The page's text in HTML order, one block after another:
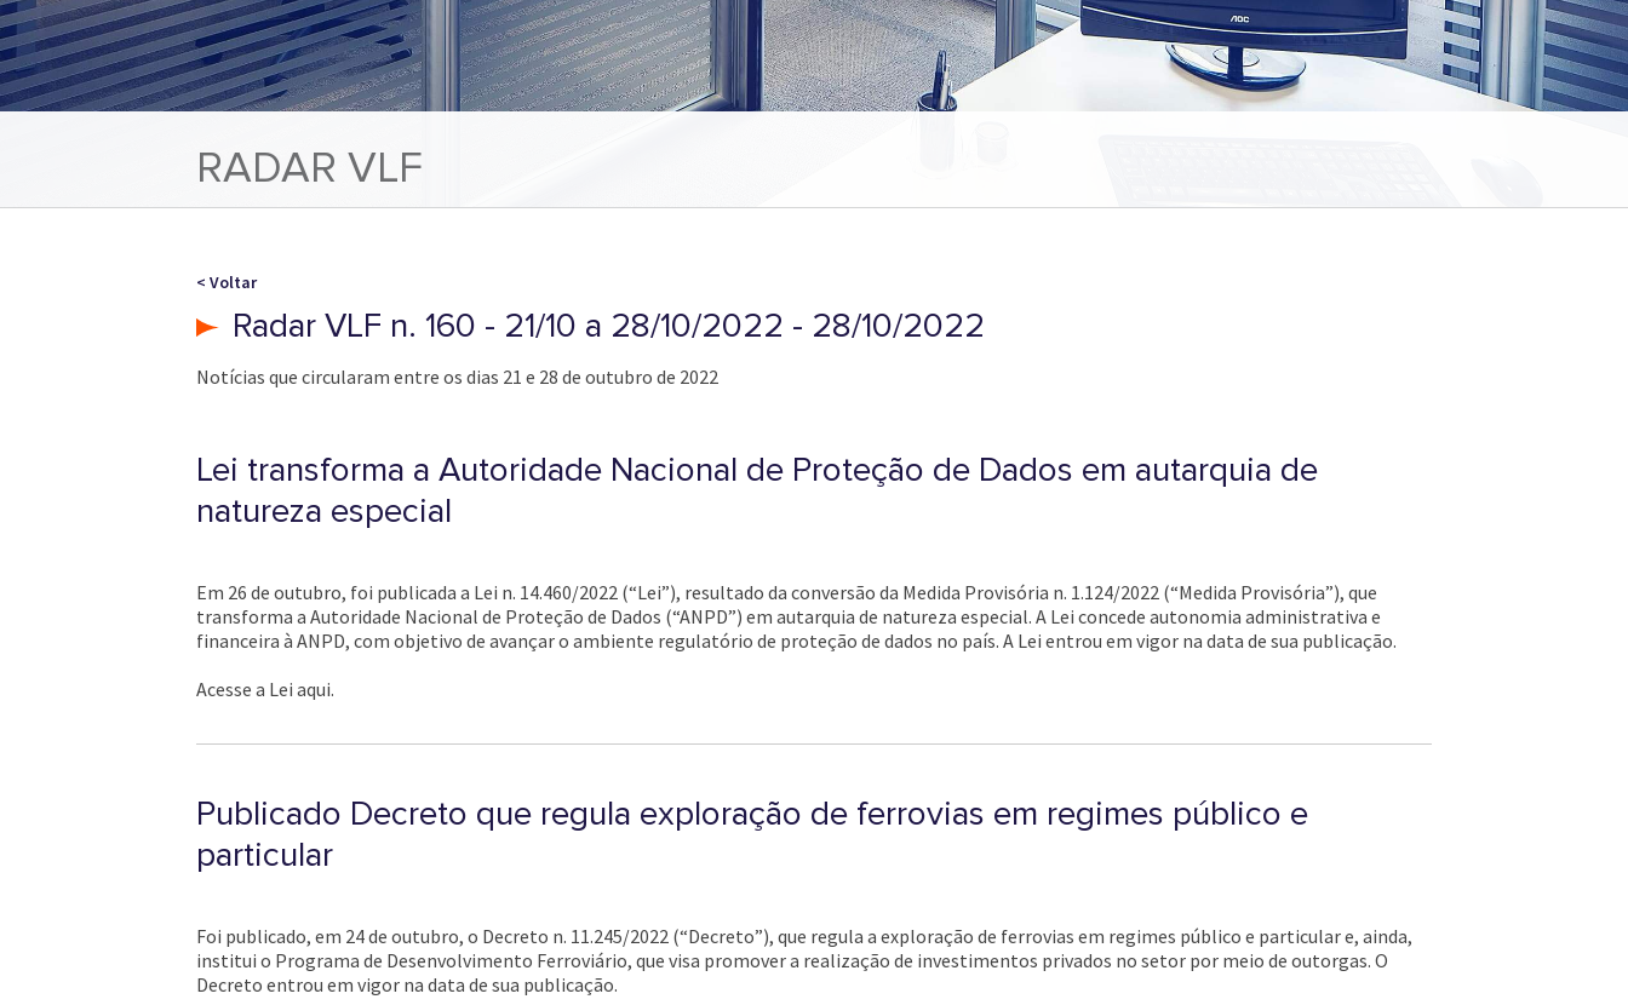
RADAR VLF
< Voltar
Radar VLF n. 160 - 21/10 a 28/10/2022 - 28/10/2022
Notícias que circularam entre os dias 21 e 28 de outubro de 2022
Lei transforma a Autoridade Nacional de Proteção de Dados em autarquia de
natureza especial
Em 26 de outubro, foi publicada a Lei n. 14.460/2022 (“Lei”), resultado da conversão da Medida Provisória n. 1.124/2022 (“Medida Provisória”), que
transforma a Autoridade Nacional de Proteção de Dados (“ANPD”) em autarquia de natureza especial. A Lei concede autonomia administrativa e
financeira à ANPD, com objetivo de avançar o ambiente regulatório de proteção de dados no país. A Lei entrou em vigor na data de sua publicação.
Acesse a Lei aqui.
Publicado Decreto que regula exploração de ferrovias em regimes público e
particular
Foi publicado, em 24 de outubro, o Decreto n. 11.245/2022 (“Decreto”), que regula a exploração de ferrovias em regimes público e particular e, ainda,
institui o Programa de Desenvolvimento Ferroviário, que visa promover a realização de investimentos privados no setor por meio de outorgas. O
Decreto entrou em vigor na data de sua publicação.